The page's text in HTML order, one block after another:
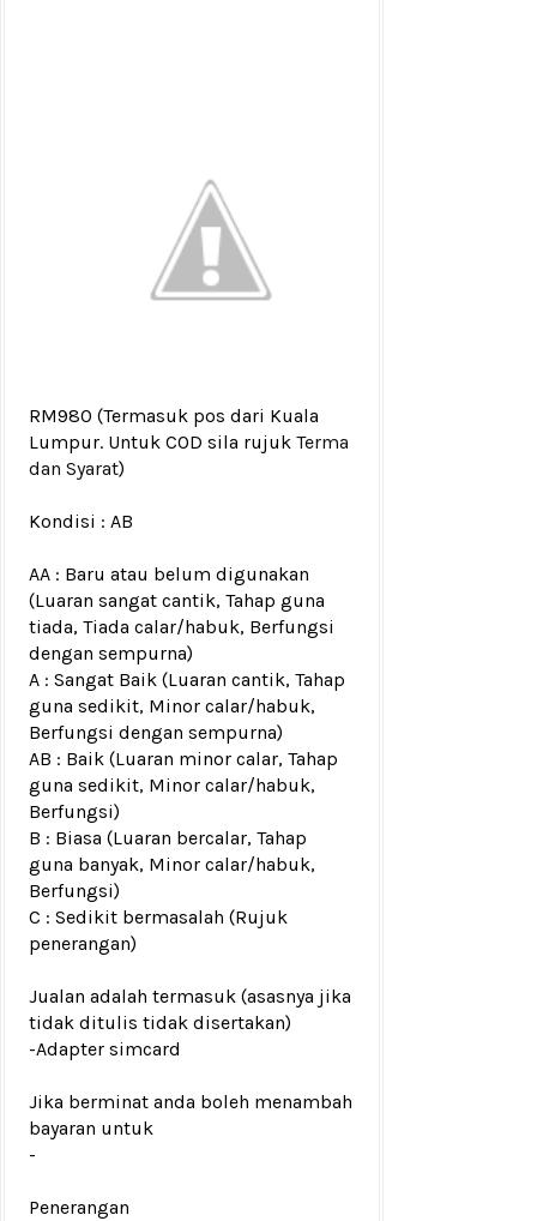
RM980 (Termasuk pos dari Kuala
Lumpur. Untuk COD sila rujuk Terma
dan Syarat)
Kondisi : AB
AA : Baru atau belum digunakan
(Luaran sangat cantik, Tahap guna
tiada, Tiada calar/habuk, Berfungsi
dengan sempurna)
A : Sangat Baik (Luaran cantik, Tahap
guna sedikit, Minor calar/habuk,
Berfungsi dengan sempurna)
AB : Baik (Luaran minor calar, Tahap
guna sedikit, Minor calar/habuk,
Berfungsi)
B : Biasa (Luaran bercalar, Tahap
guna banyak, Minor calar/habuk,
Berfungsi)
C : Sedikit bermasalah (Rujuk
penerangan)
Jualan adalah termasuk (asasnya jika
tidak ditulis tidak disertakan)
-Adapter simcard
Jika berminat anda boleh menambah
bayaran untuk
-
Penerangan